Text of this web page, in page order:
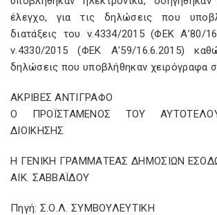
έλεγχο, για τις δηλώσεις που
διατάξεις του ν.4334/2015 (ΦΕΚ Α’80/
ν.4330/2015 (ΦΕΚ Α’59/16.6.2015)
δηλώσεις που υποβλήθηκαν χειρόγραφα
ΑΚΡΙΒΕΣ ΑΝΤΙΓΡΑΦΟ
Ο ΠΡΟΪΣΤΑΜΕΝΟΣ ΤΟΥ
ΔΙΟΙΚΗΣΗΣ
Η ΓΕΝΙΚΗ ΓΡΑΜΜΑΤΕΑΣ ΔΗΜΟΣΙΩΝ
ΑΙΚ. ΣΑΒΒΑΪΔΟΥ
Πηγή: Σ.Ο.Λ. ΣΥΜΒΟΥΛΕΥΤΙΚΗ